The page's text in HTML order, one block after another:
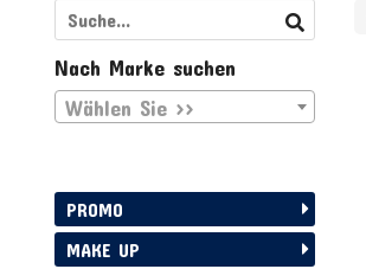
Nach Marke suchen
Wählen Sie >>
PROMO
MAKE UP